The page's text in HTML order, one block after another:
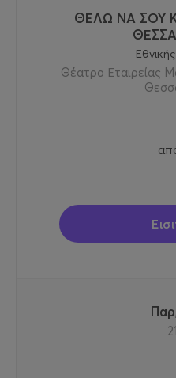
ΘΕΛΩ ΝΑ ΣΟΥ
Θέατρο Εταιρείας